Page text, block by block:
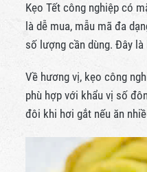
Kẹo Tết công nghiệp có
là dễ mua, mẫu mã đa
số lượng cần dùng. Đây
Về hương vị, kẹo công
phù hợp với khẩu vị số
đôi khi hơi gắt nếu ăn